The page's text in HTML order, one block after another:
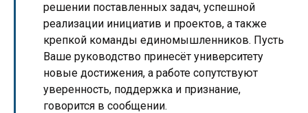
решении поставленных задач, успешной
реализации инициатив и проектов, а также
крепкой команды единомышленников. Пусть
Ваше руководство принесёт университету
новые достижения, а работе сопутствуют
уверенность, поддержка и признание,
говорится в сообщении.